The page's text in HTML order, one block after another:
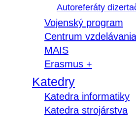
Autoreferáty
Vojenský program
Centrum vzdelávania
MAIS
Erasmus +
Katedry
Katedra informatiky
Katedra strojárstva